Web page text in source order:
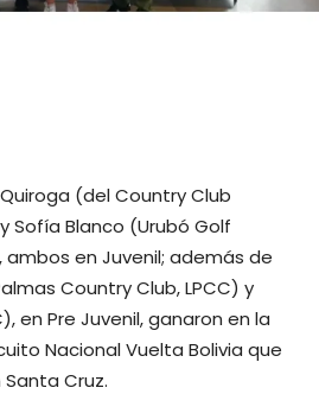
(del Country Club
Sofía Blanco (Urubó Golf
ambos en Juvenil; además de
Country Club, LPCC) y
en Pre Juvenil, ganaron en la
Nacional Vuelta Bolivia que
Cruz.